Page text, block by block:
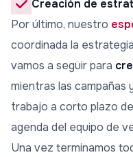
Creación de
Por último, nuestro
coordinada la
vamos a seguir para
mientras las
trabajo a corto plazo
agenda del equipo de
Una vez terminamos